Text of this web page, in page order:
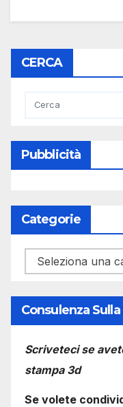
CERCA
Pubblicità
Categorie
Categorie
Consulenza
Scriveteci se
stampa 3d
Se volete